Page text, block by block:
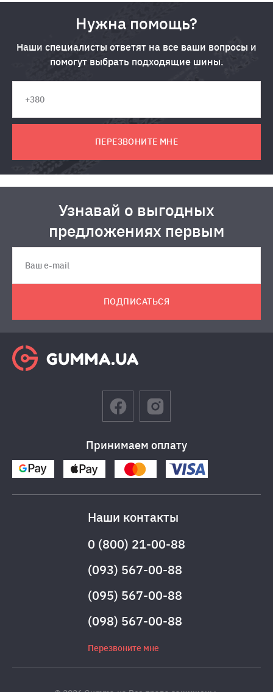
Нужна помощь?
Наши специалисты ответят на все ваши вопросы и
помогут выбрать подходящие шины.
ПЕРЕЗВОНИТЕ МНЕ
Узнавай о выгодных
предложениях первым
ПОДПИСАТЬСЯ
Принимаем оплату
Наши контакты
0 (800) 21-00-88
(093) 567-00-88
(095) 567-00-88
(098) 567-00-88
Перезвоните мне